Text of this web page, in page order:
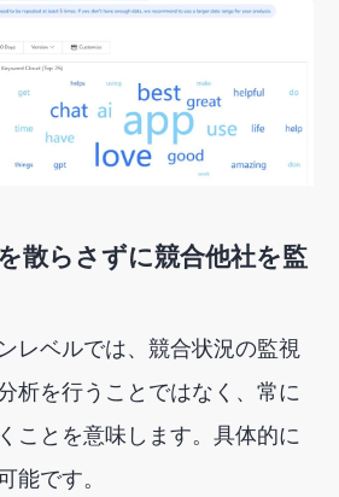
散らさずに競合他社を監
レベルでは、競合状況の監視
析を行うことではなく、常に
ことを意味します。具体的に
能です。